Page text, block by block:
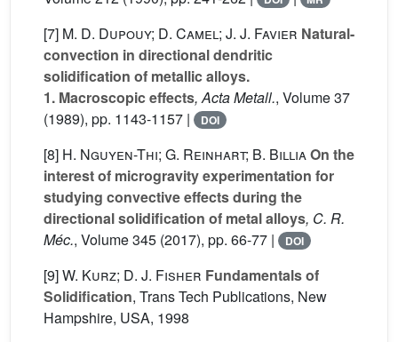
[7] M. D. Dupouy; D. Camel; J. J. Favier Natural-
convection in directional dendritic
solidification of metallic alloys.
1. Macroscopic effects, Acta Metall., Volume 37
(1989), pp. 1143-1157 |
DOI
[8] H. Nguyen-Thi; G. Reinhart; B. BilliaOn the
interest of microgravity experimentation for
studying convective effects during the
directional solidification of metal alloys, C. R.
Méc., Volume 345 (2017), pp. 66-77 | DOI
[9]W. Kurz; D. J. Fisher Fundamentals of
Solidification, Trans Tech Publications, New
Hampshire, USA, 1998